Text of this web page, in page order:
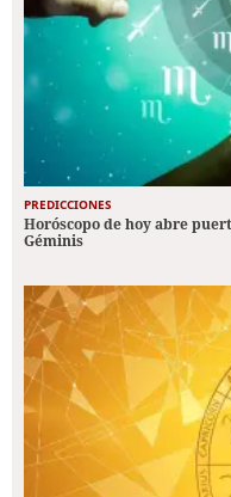
PREDICCIONES
Horóscopo de hoy abre
Géminis